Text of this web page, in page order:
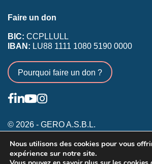
Faire un don
BIC: CCPLLULL
IBAN: LU88 1111 1080 5190 0000
Pourquoi faire un don ?
© 2026 - GERO A.S.B.L.
Conditions générales
Inscription membres existants
Nous utilisons des cookies pour vous
expérience sur notre site.